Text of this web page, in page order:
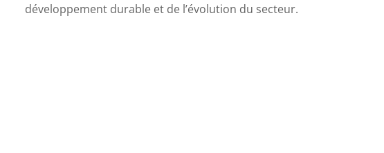
développement durable et de l’évolution du secteur.